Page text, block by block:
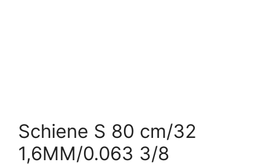
Schiene S 80 cm/32
1,6MM/0.063 3/8